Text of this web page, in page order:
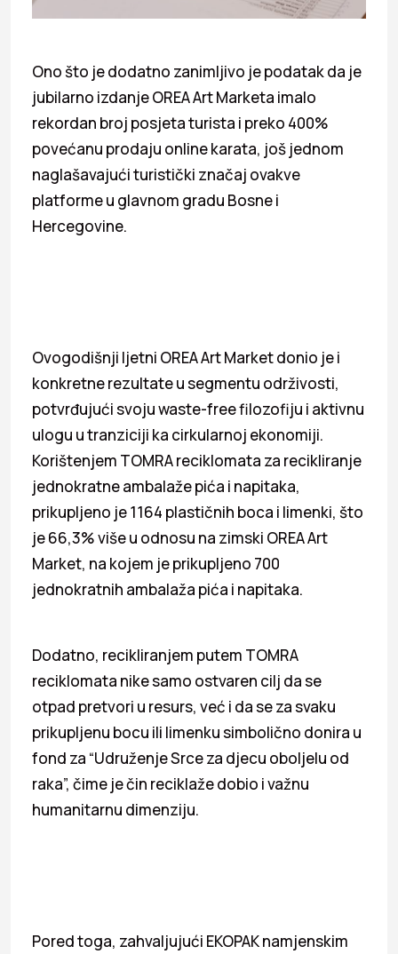
Ono što je dodatno zanimljivo je podatak da je
jubilarno izdanje OREA Art Marketa imalo
rekordan broj posjeta turista i preko 400%
povećanu prodaju online karata, još jednom
naglašavajući turistički značaj ovakve
platforme u glavnom gradu Bosne i
Hercegovine.
Ovogodišnji ljetni OREA Art Market donio je i
konkretne rezultate u segmentu održivosti,
potvrđujući svoju waste-free filozofiju i aktivnu
ulogu u tranziciji ka cirkularnoj ekonomiji.
Korištenjem TOMRA reciklomata za recikliranje
jednokratne ambalaže pića i napitaka,
prikupljeno je 1164 plastičnih boca i limenki, što
je 66,3% više u odnosu na zimski OREA Art
Market, na kojem je prikupljeno 700
jednokratnih ambalaža pića i napitaka.
Dodatno, recikliranjem putem TOMRA
reciklomata nike samo ostvaren cilj da se
otpad pretvori u resurs, već i da se za svaku
prikupljenu bocu ili limenku simbolično donira u
fond za “Udruženje Srce za djecu oboljelu od
raka”, čime je čin reciklaže dobio i važnu
humanitarnu dimenziju.
Pored toga, zahvaljujući EKOPAK namjenskim